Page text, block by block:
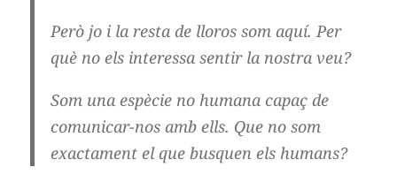
Però jo i la resta de lloros som aquí. Per
què no els interessa sentir la nostra veu?
Som una espècie no humana capaç de
comunicar-nos amb ells. Que no som
exactament el que busquen els humans?